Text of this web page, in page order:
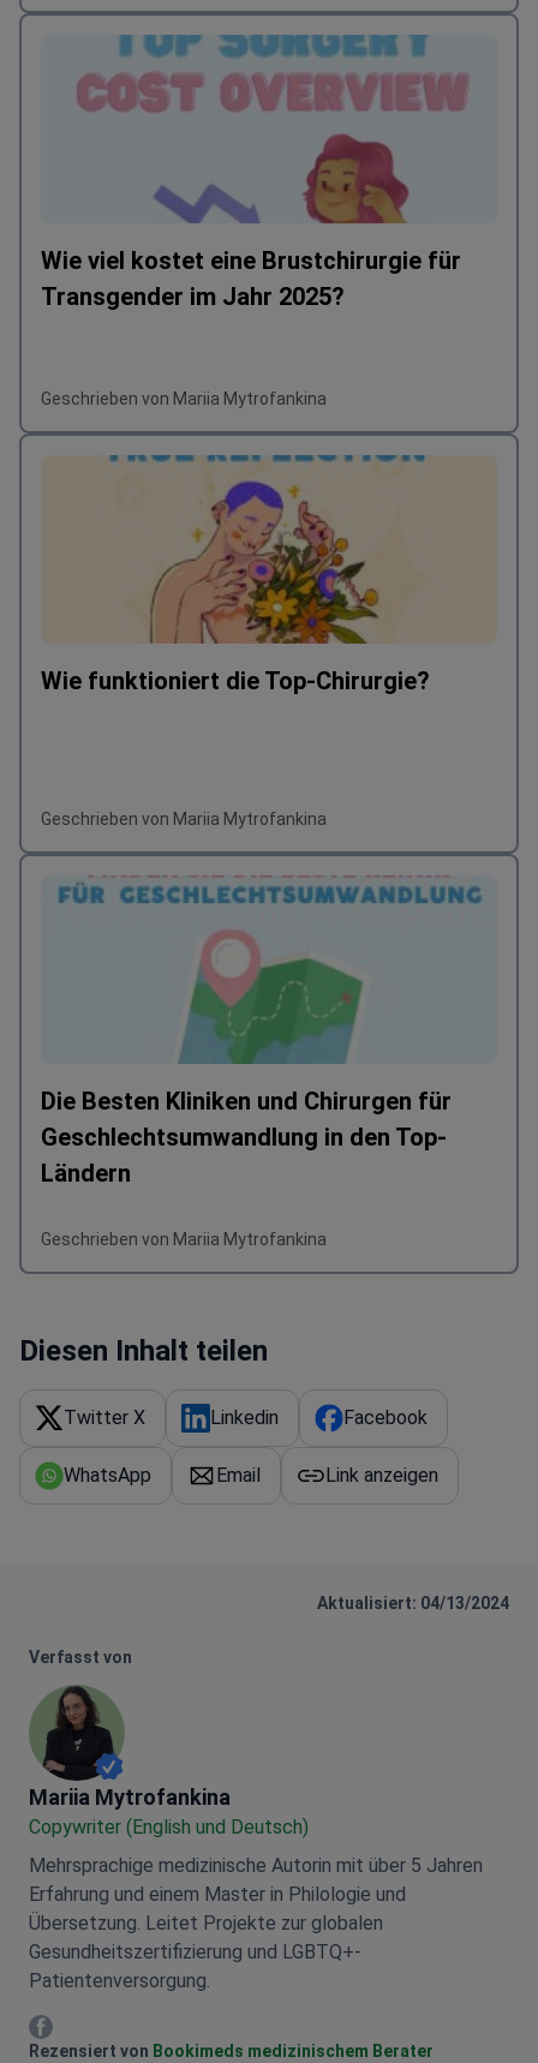
Wie viel kostet eine Brustchirurgie für
Transgender im Jahr 2025?
Geschrieben von Mariia Mytrofankina
Wie funktioniert die Top-Chirurgie?
Geschrieben von Mariia Mytrofankina
Die Besten Kliniken und Chirurgen für
Geschlechtsumwandlung in den Top-
Ländern
Geschrieben von Mariia Mytrofankina
Diesen Inhalt teilen
Twitter X Linkedin Facebook
WhatsApp Email Link anzeigen
Aktualisiert: 04/13/2024
Verfasst von
Mariia Mytrofankina
Mariia Mytrofankina
Copywriter (English und Deutsch)
Mehrsprachige medizinische Autorin mit über 5 Jahren
Erfahrung und einem Master in Philologie und
Übersetzung. Leitet Projekte zur globalen
Gesundheitszertifizierung und LGBTQ+-
Patientenversorgung.
Mariia Mytrofankina Facebook
Rezensiert von Bookimeds medizinischem Berater